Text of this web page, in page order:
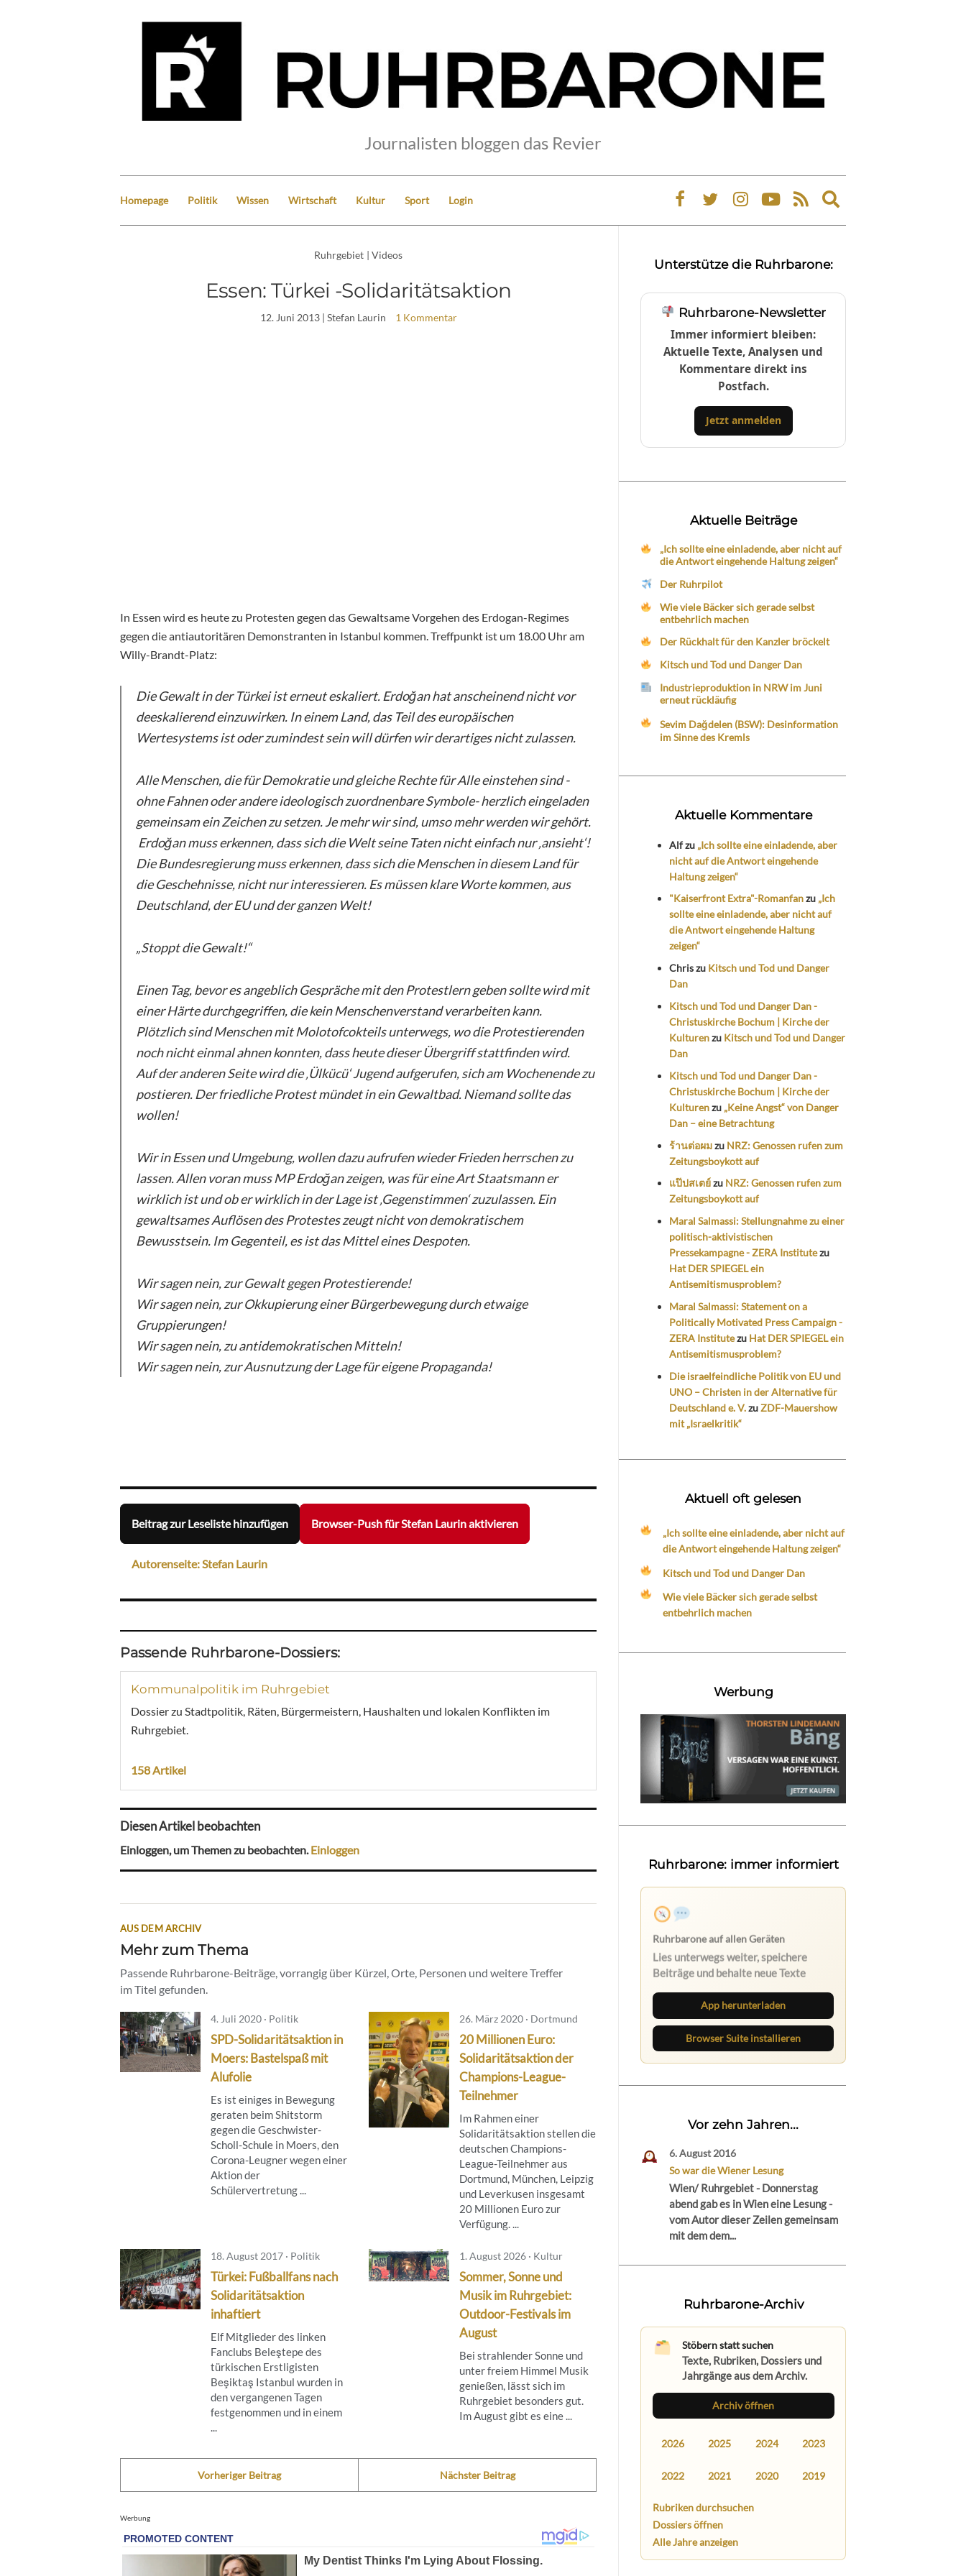
Journalisten bloggen das Revier
Homepage Politik Wissen Wirtschaft Kultur Sport Login
Expand
search
Ruhrgebiet | Videos
Essen: Türkei -Solidaritätsaktion
12. Juni 2013| Stefan Laurin 1 Kommentar
In Essen wird es heute zu Protesten gegen das Gewaltsame Vorgehen des Erdogan-Regimes
gegen die antiautoritären Demonstranten in Istanbul kommen. Treffpunkt ist um 18.00 Uhr am
Willy-Brandt-Platz:
Die Gewalt in der Türkei ist erneut eskaliert. Erdoğan hat anscheinend nicht vor
deeskalierend einzuwirken. In einem Land, das Teil des europäischen
Wertesystems ist oder zumindest sein will dürfen wir derartiges nicht zulassen.
Alle Menschen, die für Demokratie und gleiche Rechte für Alle einstehen sind -
ohne Fahnen oder andere ideologisch zuordnenbare Symbole- herzlich eingeladen
gemeinsam ein Zeichen zu setzen. Je mehr wir sind, umso mehr werden wir gehört.
Erdoğan muss erkennen, dass sich die Welt seine Taten nicht einfach nur ‚ansieht‘!
Die Bundesregierung muss erkennen, dass sich die Menschen in diesem Land für
die Geschehnisse, nicht nur interessieren. Es müssen klare Worte kommen, aus
Deutschland, der EU und der ganzen Welt!
„Stoppt die Gewalt!“
Einen Tag, bevor es angeblich Gespräche mit den Protestlern geben sollte wird mit
einer Härte durchgegriffen, die kein Menschenverstand verarbeiten kann.
Plötzlich sind Menschen mit Molotofcokteils unterwegs, wo die Protestierenden
noch nicht einmal ahnen konnten, dass heute dieser Übergriff stattfinden wird.
Auf der anderen Seite wird die ‚Ülkücü‘ Jugend aufgerufen, sich am Wochenende zu
postieren. Der friedliche Protest mündet in ein Gewaltbad. Niemand sollte das
wollen!
Wir in Essen und Umgebung, wollen dazu aufrufen wieder Frieden herrschen zu
lassen. Allen voran muss MP Erdoğan zeigen, was für eine Art Staatsmann er
wirklich ist und ob er wirklich in der Lage ist ‚Gegenstimmen‘ zuzulassen. Ein
gewaltsames Auflösen des Protestes zeugt nicht von demokratischem
Bewusstsein. Im Gegenteil, es ist das Mittel eines Despoten.
Wir sagen nein, zur Gewalt gegen Protestierende!
Wir sagen nein, zur Okkupierung einer Bürgerbewegung durch etwaige
Gruppierungen!
Wir sagen nein, zu antidemokratischen Mitteln!
Wir sagen nein, zur Ausnutzung der Lage für eigene Propaganda!
Beitrag zur Leseliste hinzufügen Browser-Push für Stefan Laurin aktivieren
Autorenseite: Stefan Laurin
Passende Ruhrbarone-Dossiers:
Kommunalpolitik im Ruhrgebiet
Dossier zu Stadtpolitik, Räten, Bürgermeistern, Haushalten und lokalen Konflikten im
Ruhrgebiet.
158 Artikel
Diesen Artikel beobachten
Einloggen, um Themen zu beobachten.Einloggen
AUS DEM ARCHIV
Mehr zum Thema
Passende Ruhrbarone-Beiträge, vorrangig über Kürzel, Orte, Personen und weitere Treffer
im Titel gefunden.
4. Juli 2020 · Politik
SPD-Solidaritätsaktion in
Moers: Bastelspaß mit
Alufolie
Es ist einiges in Bewegung
geraten beim Shitstorm
gegen die Geschwister-
Scholl-Schule in Moers, den
Corona-Leugner wegen einer
Aktion der
Schülervertretung ...
26. März 2020 · Dortmund
20 Millionen Euro:
Solidaritätsaktion der
Champions-League-
Teilnehmer
Im Rahmen einer
Solidaritätsaktion stellen die
deutschen Champions-
League-Teilnehmer aus
Dortmund, München, Leipzig
und Leverkusen insgesamt
20 Millionen Euro zur
Verfügung. ...
18. August 2017 · Politik
Türkei: Fußballfans nach
Solidaritätsaktion
inhaftiert
Elf Mitglieder des linken
Fanclubs Beleştepe des
türkischen Erstligisten
Beşiktaş Istanbul wurden in
den vergangenen Tagen
festgenommen und in einem
1. August 2026 · Kultur
Sommer, Sonne und
Musik im Ruhrgebiet:
Outdoor-Festivals im
August
Bei strahlender Sonne und
unter freiem Himmel Musik
genießen, lässt sich im
Ruhrgebiet besonders gut.
Im August gibt es eine ...
Vorheriger Beitrag Nächster Beitrag
Werbung
Unterstütze die Ruhrbarone:
Ruhrbarone-Newsletter
Immer informiert bleiben:
Aktuelle Texte, Analysen und
Kommentare direkt ins
Postfach.
Jetzt anmelden
Aktuelle Beiträge
„Ich sollte eine einladende, aber nicht auf
die Antwort eingehende Haltung zeigen“
Der Ruhrpilot
Wie viele Bäcker sich gerade selbst
entbehrlich machen
Der Rückhalt für den Kanzler bröckelt
Kitsch und Tod und Danger Dan
Industrieproduktion in NRW im Juni
erneut rückläufig
Sevim Dağdelen (BSW): Desinformation
im Sinne des Kremls
Aktuelle Kommentare
Alfzu „Ich sollte eine einladende, aber
nicht auf die Antwort eingehende
Haltung zeigen“
"Kaiserfront Extra"-Romanfanzu „Ich
sollte eine einladende, aber nicht auf
die Antwort eingehende Haltung
zeigen“
Chriszu Kitsch und Tod und Danger
Dan
Kitsch und Tod und Danger Dan -
Christuskirche Bochum | Kirche der
Kulturenzu Kitsch und Tod und Danger
Dan
Kitsch und Tod und Danger Dan -
Christuskirche Bochum | Kirche der
Kulturenzu „Keine Angst“ von Danger
Dan – eine Betrachtung
ร้านต่อผมzu NRZ: Genossen rufen zum
Zeitungsboykott auf
แป๊ปสเตย์zu NRZ: Genossen rufen zum
Zeitungsboykott auf
Maral Salmassi: Stellungnahme zu einer
politisch-aktivistischen
Pressekampagne - ZERA Institutezu
Hat DER SPIEGEL ein
Antisemitismusproblem?
Maral Salmassi: Statement on a
Politically Motivated Press Campaign -
ZERA Institutezu Hat DER SPIEGEL ein
Antisemitismusproblem?
Die israelfeindliche Politik von EU und
UNO – Christen in der Alternative für
Deutschland e. V.zuZDF-Mauershow
mit „Israelkritik“
Aktuell oft gelesen
„Ich sollte eine einladende, aber nicht auf
die Antwort eingehende Haltung zeigen“
Kitsch und Tod und Danger Dan
Wie viele Bäcker sich gerade selbst
entbehrlich machen
Werbung
Ruhrbarone: immer informiert
Ruhrbarone auf allen Geräten
Lies unterwegs weiter, speichere
Beiträge und behalte neue Texte
App herunterladen
Browser Suite installieren
Vor zehn Jahren...
6. August 2016
So war die Wiener Lesung
Wien/ Ruhrgebiet - Donnerstag
abend gab es in Wien eine Lesung -
vom Autor dieser Zeilen gemeinsam
mit dem dem...
Ruhrbarone-Archiv
Stöbern statt suchen
Texte, Rubriken, Dossiers und
Jahrgänge aus dem Archiv.
Archiv öffnen
2026 2025 2024 2023
2022 2021 2020 2019
Rubriken durchsuchen
Dossiers öffnen
Alle Jahre anzeigen